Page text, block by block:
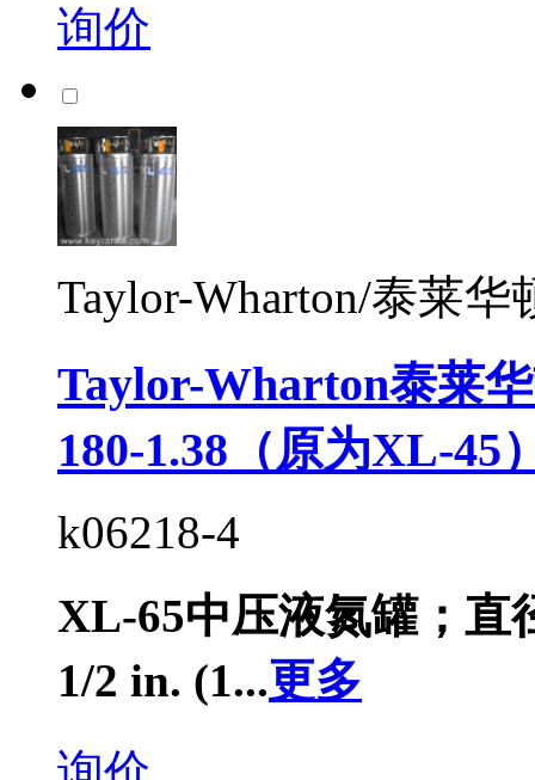
询价
Taylor-Wharton/泰莱华
Taylor-Wharton泰莱
180-1.38（原为XL-45
k06218-4
XL-65中压液氮罐；直
1/2 in. (1...更多